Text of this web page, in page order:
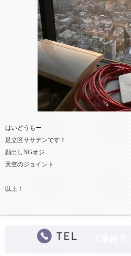
はいどうもー
足立区ササデンです！
顔出しNGオジ
天空のジョイント
以上！